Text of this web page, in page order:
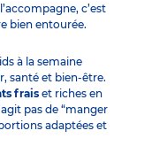
c’est
bien entourée.
à la semaine
santé et bien-être.
frais et riches en
pas de “manger
adaptées et